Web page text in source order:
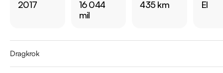
Utrustning inkluderar:
- Luftfjädring
2017
16 044
mil
435 km El
Dragkrok